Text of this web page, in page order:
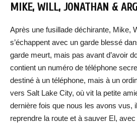
MIKE, WILL, JONATHAN &
Après une fusillade déchirante, Mike,
s’échappent avec un garde blessé
garde meurt, mais pas avant d’avoir
contient un numéro de téléphone
destiné à un téléphone, mais à un
vers Salt Lake City, où vit la petite
dernière fois que nous les avons vus,
reprendre la route et à sauver El,